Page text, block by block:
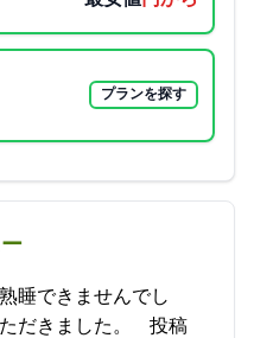
プランを探す
睡できませんでし
た。 2021-11-13 21:17:30投稿